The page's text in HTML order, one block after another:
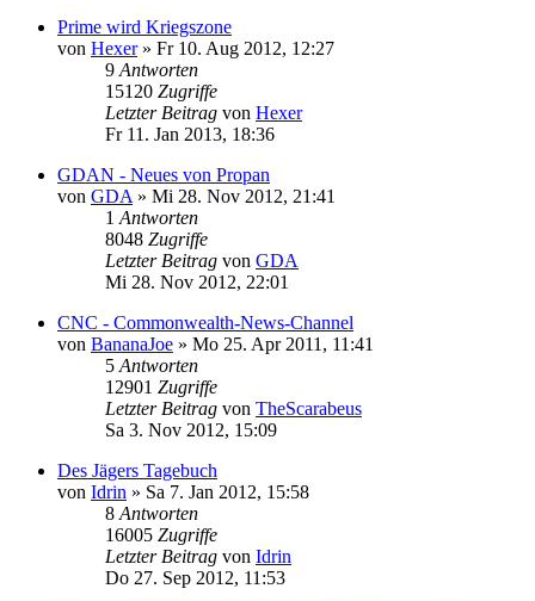
Prime wird Kriegszone
von Hexer» Fr 10. Aug 2012, 12:27
9 Antworten
15120 Zugriffe
Letzter Beitrag von Hexer
Fr 11. Jan 2013, 18:36
GDAN - Neues von Propan
von GDA » Mi 28. Nov 2012, 21:41
1 Antworten
8048 Zugriffe
Letzter Beitrag von GDA
Mi 28. Nov 2012, 22:01
CNC - Commonwealth-News-Channel
von BananaJoe » Mo 25. Apr 2011, 11:41
5 Antworten
12901 Zugriffe
Letzter Beitrag von TheScarabeus
Sa 3. Nov 2012, 15:09
Des Jägers Tagebuch
von Idrin » Sa 7. Jan 2012, 15:58
8 Antworten
16005 Zugriffe
Letzter Beitrag von Idrin
Do 27. Sep 2012, 11:53